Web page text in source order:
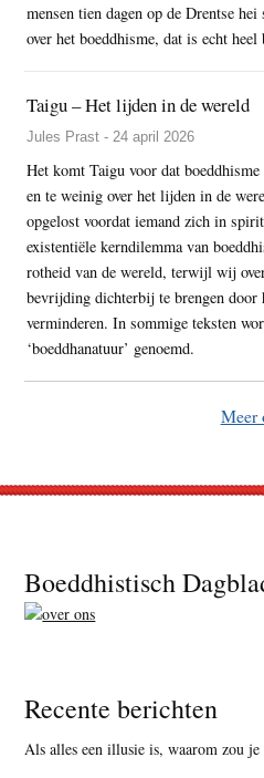
mensen tien dagen op de Drentse
over het boeddhisme, dat is echt heel
Taigu – Het lijden in de wereld
Jules Prast - 24 april 2026
Het komt Taigu voor dat boeddhisme
en te weinig over het lijden in de
opgelost voordat iemand zich in
existentiële kerndilemma van
rotheid van de wereld, terwijl wij
bevrijding dichterbij te brengen door
verminderen. In sommige teksten
‘boeddhanatuur’ genoemd.
Meer
Footer
Boeddhistisch
Recente berichten
Als alles een illusie is, waarom zou je